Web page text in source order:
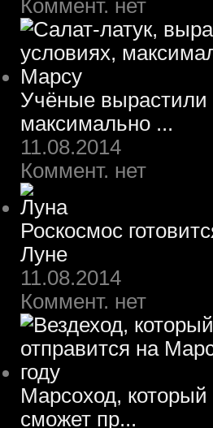
Коммент. нет
Учёные вырастили
максимально ...
11.08.2014
Коммент. нет
Роскосмос
Луне
11.08.2014
Коммент. нет
Марсоход, который
сможет пр...